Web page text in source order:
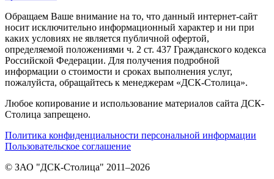
Обращаем Ваше внимание на то, что данный интернет-сайт
носит исключительно информационный характер и ни при
каких условиях не является публичной офертой,
определяемой положениями ч. 2 ст. 437 Гражданского кодекса
Российской Федерации. Для получения подробной
информации о стоимости и сроках выполнения услуг,
пожалуйста, обращайтесь к менеджерам «ДСК-Столица».
Любое копирование и использование материалов сайта ДСК-
Столица запрещено.
Политика конфиденциальности персональной информации
Пользовательское соглашение
© ЗАО "ДСК-Столица" 2011–2026